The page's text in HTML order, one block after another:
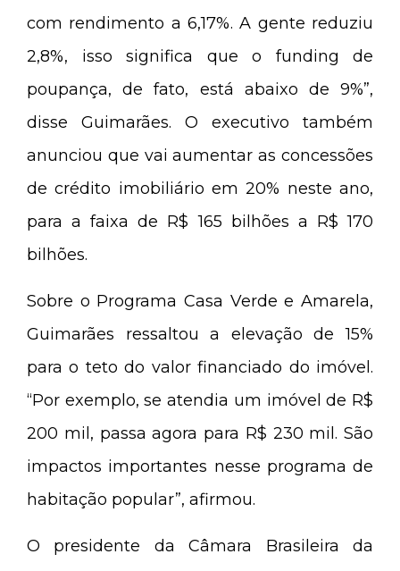
com rendimento a 6,17%. A gente reduziu
2,8%, isso significa que o funding de
poupança, de fato, está abaixo de 9%”,
disse Guimarães. O executivo também
anunciou que vai aumentar as concessões
de crédito imobiliário em 20% neste ano,
para a faixa de R$ 165 bilhões a R$ 170
bilhões.
Sobre o Programa Casa Verde e Amarela,
Guimarães ressaltou a elevação de 15%
para o teto do valor financiado do imóvel.
“Por exemplo, se atendia um imóvel de R$
200 mil, passa agora para R$ 230 mil. São
impactos importantes nesse programa de
habitação popular”, afirmou.
O presidente da Câmara Brasileira da